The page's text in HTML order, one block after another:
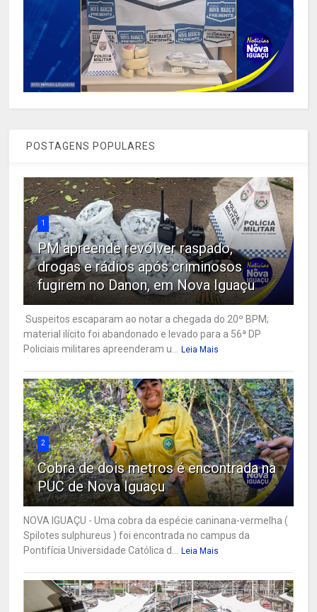
POSTAGENS POPULARES
1
PM apreende revólver raspado,
drogas e rádios após criminosos
fugirem no Danon, em Nova Iguaçu
Suspeitos escaparam ao notar a chegada do 20º BPM;
material ilícito foi abandonado e levado para a 56ª DP
Policiais militares apreenderam u...
Leia Mais
2
Cobra de dois metros é encontrada na
PUC de Nova Iguaçu
NOVA IGUAÇU - Uma cobra da espécie caninana-vermelha (
Spilotes sulphureus ) foi encontrada no campus da
Pontifícia Universidade Católica d...
Leia Mais